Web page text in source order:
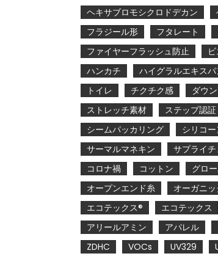
ヘキサブロモシクロドデカン
フラジール形
フタレート
ファイヤーフラッシュ防止
ハンカチ
ハイグラルエキス
トイレ
チクチク感 ダウ
ストレッチ素材
ステップ認証
シームパッカリング
シリコー
サーマルマネキン
サプライ
コロナ禍
コットン グロ
オープンエンド糸
オーガニ
エコテックス®
エコテックス
アリールアミン
アパレル
ZDHC
VOCs UV329